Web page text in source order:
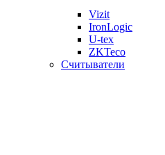
Vizit
IronLogic
U-tex
ZKTeco
Считыватели